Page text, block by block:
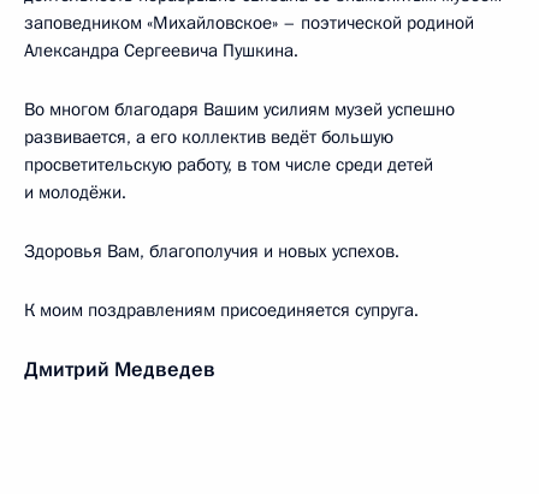
заповедником «Михайловское» – поэтической родиной
Александра Сергеевича Пушкина.
Во многом благодаря Вашим усилиям музей успешно
развивается, а его коллектив ведёт большую
просветительскую работу, в том числе среди детей
и молодёжи.
Здоровья Вам, благополучия и новых успехов.
К моим поздравлениям присоединяется супруга.
Дмитрий Медведев